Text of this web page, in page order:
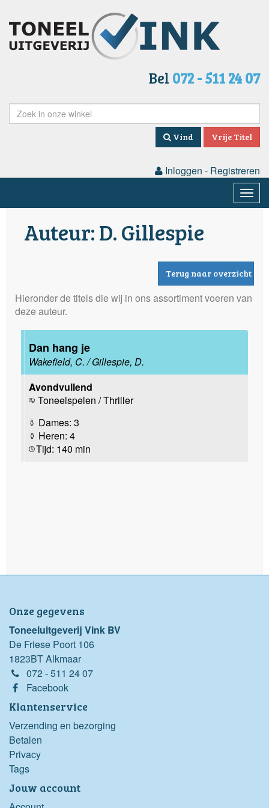
Bel 072 - 511 24 07
Vind Vrije Titel
Inloggen - Registreren
Auteur: D. Gillespie
Terug naar overzicht
Hieronder de titels die wij in ons assortiment voeren van
deze auteur.
Dan hang je
Wakefield, C. / Gillespie, D.
Avondvullend
Toneelspelen / Thriller
Dames: 3
Heren: 4
Tijd: 140 min
Onze gegevens
Toneeluitgeverij Vink BV
De Friese Poort 106
1823BT Alkmaar
072 - 511 24 07
Facebook
Klantenservice
Verzending en bezorging
Betalen
Privacy
Tags
Jouw account